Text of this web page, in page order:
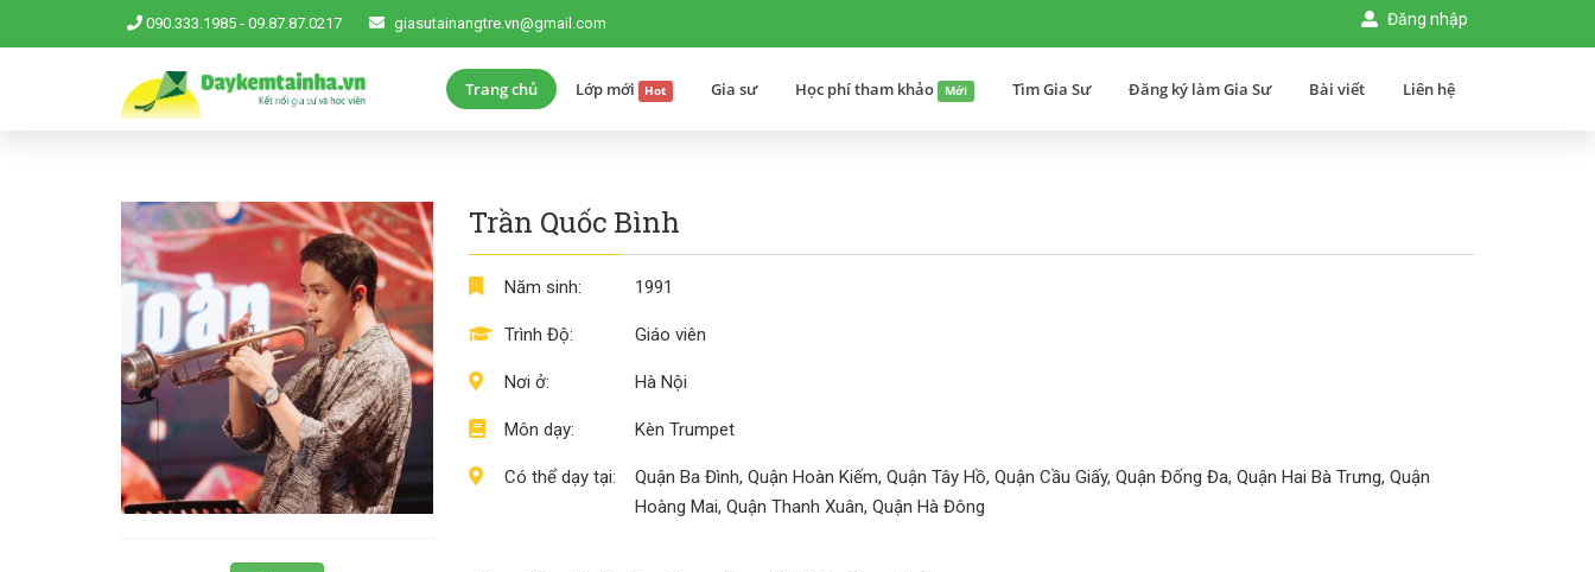
090.333.1985 - 09.87.87.0217 giasutainangtre.vn@gmail.com Đăng nhập
Trang chủ Lớp mới Hot Gia sư Học phí tham khảo Mới Tìm Gia Sư Đăng ký làm Gia Sư Bài viết Liên hệ
Trần Quốc Bình
Năm sinh:
Trình Độ:
Nơi ở:
Môn dạy:
Có thể dạy tại:
1991
Giáo viên
Hà Nội
Kèn Trumpet
Quận Ba Đình, Quận Hoàn Kiếm, Quận Tây Hồ, Quận Cầu Giấy, Quận Đống Đa, Quận Hai Bà Trưng, Quận
Hoàng Mai, Quận Thanh Xuân, Quận Hà Đông